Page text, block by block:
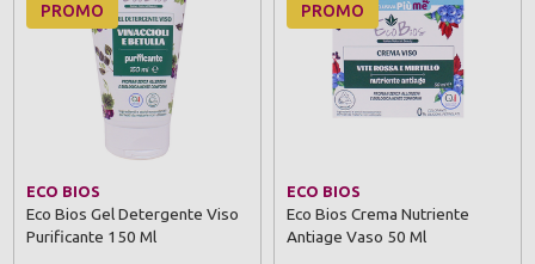
PROMO
ECO BIOS
Eco Bios Gel Detergente Viso
Purificante 150 Ml
PROMO
ECO BIOS
Eco Bios Crema Nutriente
Antiage Vaso 50 Ml